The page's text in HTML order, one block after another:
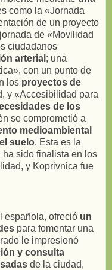
como la «Jornada
de un proyecto
de «Movilidad
ciudadanos
arterial ; una
con un punto de
los proyectos de
y «Accesibilidad para
de los
se comprometió a
medioambiental
suelo. Esta es la
sido finalista en los
y Koprivnica fue
española, ofreció un
para fomentar una
le impresionó
y consulta
de la ciudad,